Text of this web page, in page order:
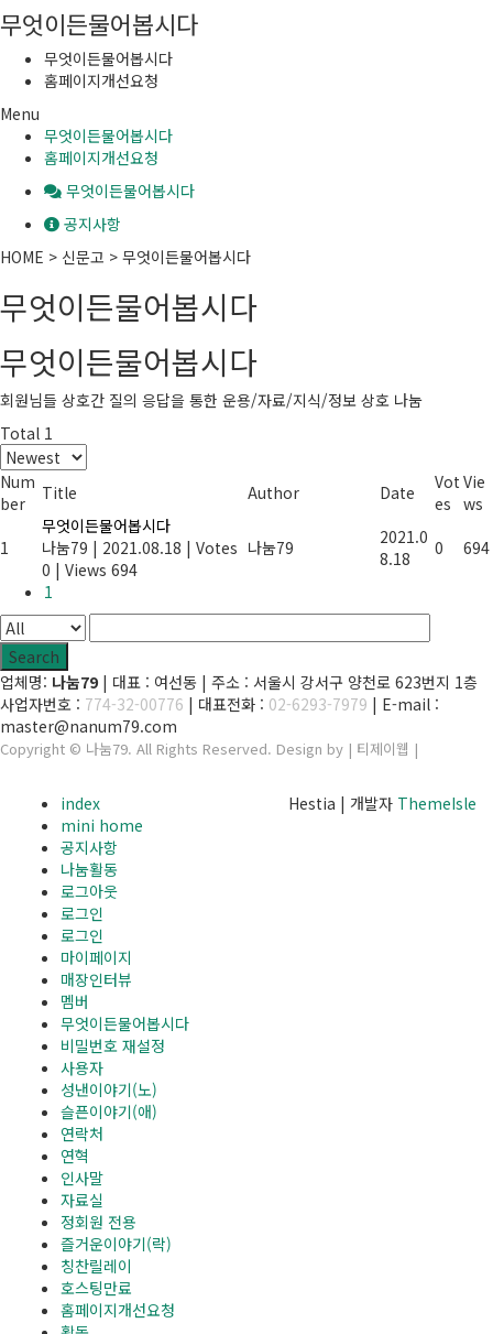
무엇이든물어봅시다
무엇이든물어봅시다
홈페이지개선요청
Menu
무엇이든물어봅시다
홈페이지개선요청
무엇이든물어봅시다
공지사항
HOME > 신문고 > 무엇이든물어봅시다
무엇이든물어봅시다
무엇이든물어봅시다
회원님들 상호간 질의 응답을 통한 운용/자료/지식/정보 상호 나눔
Total 1
Num
ber
Title Author Date
Vot
es
Vie
ws
1
무엇이든물어봅시다
나눔79 | 2021.08.18 | Votes
0 | Views 694
나눔79
2021.0
8.18
0
694
1
Search
업체명: 나눔79 | 대표 : 여선동 | 주소 : 서울시 강서구 양천로 623번지 1층
사업자번호 : 774-32-00776 | 대표전화 : 02-6293-7979 | E-mail :
master@nanum79.com
Copyright © 나눔79. All Rights Reserved. Design by | 티제이웹 |
index
mini home
공지사항
나눔활동
로그아웃
로그인
로그인
마이페이지
매장인터뷰
멤버
무엇이든물어봅시다
비밀번호 재설정
사용자
성낸이야기(노)
슬픈이야기(애)
연락처
연혁
인사말
자료실
정회원 전용
즐거운이야기(락)
칭찬릴레이
호스팅만료
홈페이지개선요청
Hestia | 개발자 ThemeIsle